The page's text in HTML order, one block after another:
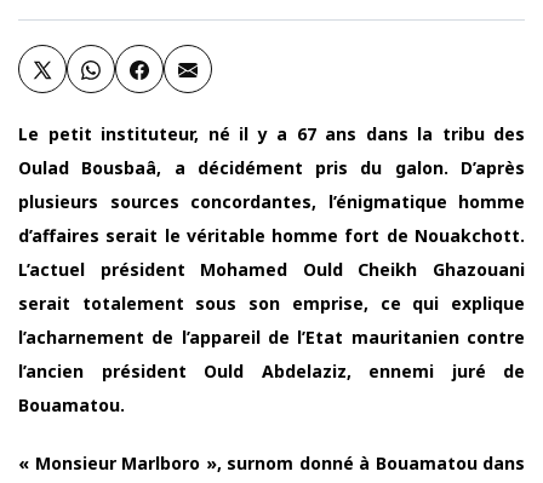
Le petit instituteur, né il y a 67 ans dans la tribu des
Oulad Bousbaâ, a décidément pris du galon. D’après
plusieurs sources concordantes, l’énigmatique homme
d’affaires serait le véritable homme fort de Nouakchott.
L’actuel président Mohamed Ould Cheikh Ghazouani
serait totalement sous son emprise, ce qui explique
l’acharnement de l’appareil de l’Etat mauritanien contre
l’ancien président Ould Abdelaziz, ennemi juré de
Bouamatou.
« Monsieur Marlboro », surnom donné à Bouamatou dans